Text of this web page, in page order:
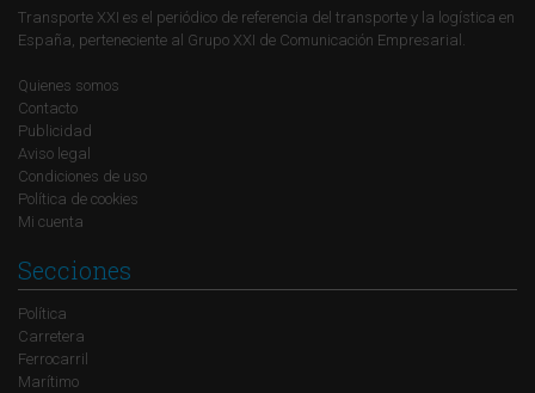
Transporte XXI es el periódico de referencia del transporte y la logística en
España, perteneciente al Grupo XXI de Comunicación Empresarial.
Quienes somos
Contacto
Publicidad
Aviso legal
Condiciones de uso
Política de cookies
Mi cuenta
Secciones
Política
Carretera
Ferrocarril
Marítimo